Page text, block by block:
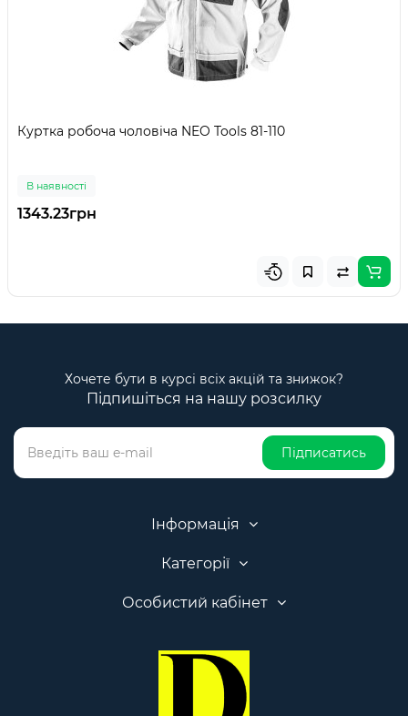
Куртка робоча чоловіча NEO Tools 81-110
В наявності
1343.23грн
Хочете бути в курсі всіх акцій та знижок?
Підпишіться на нашу розсилку
Підписатись
Інформація
Категорії
Особистий кабінет